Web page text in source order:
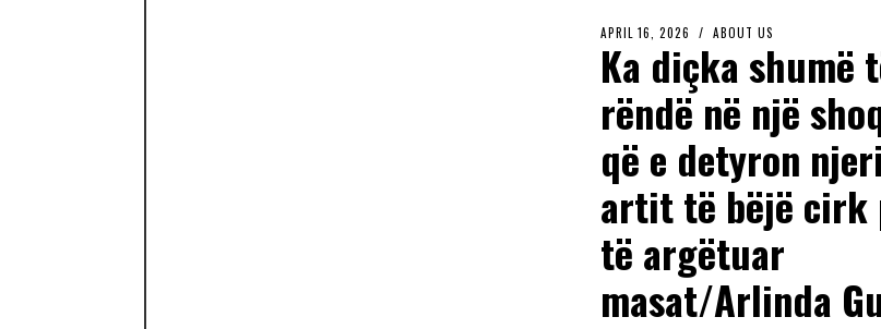
APRIL 16, 2026 ABOUT US
Ka diçka shumë
rëndë në një
që e detyron
artit të bëjë cirk
të argëtuar
masat/Arlinda